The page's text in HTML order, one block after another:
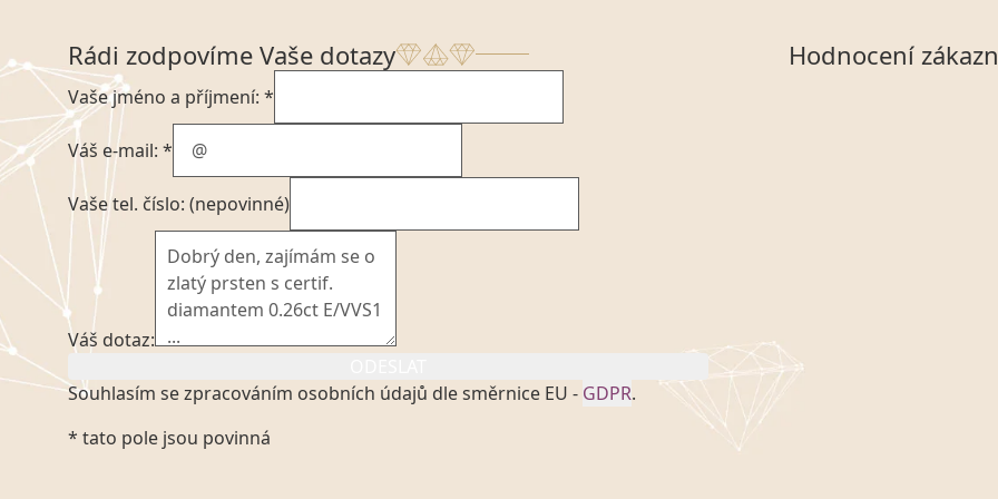
Rádi zodpovíme Vaše dotazy
Vaše jméno a příjmení: *
Váš e-mail: *
Vaše tel. číslo: (nepovinné)
Váš dotaz:
Souhlasím se zpracováním osobních údajů dle směrnice EU - GDPR.
Kliknutím na výše uvedený odkaz, v souladu se zákonem č. 101/2000 Sb. v
platném znění výslovně souhlasím se zpracováním a uchováním veškerých
* tato pole jsou povinná
Hodnocení